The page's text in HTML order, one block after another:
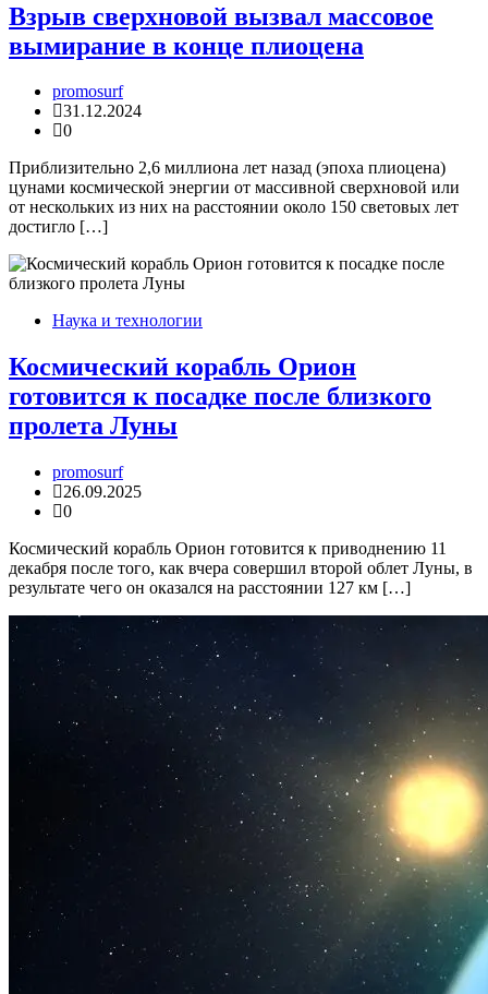
Взрыв сверхновой вызвал массовое
вымирание в конце плиоцена
promosurf
31.12.2024
0
Приблизительно 2,6 миллиона лет назад (эпоха плиоцена)
цунами космической энергии от массивной сверхновой или
от нескольких из них на расстоянии около 150 световых лет
достигло […]
Наука и технологии
Космический корабль Орион
готовится к посадке после близкого
пролета Луны
promosurf
26.09.2025
0
Космический корабль Орион готовится к приводнению 11
декабря после того, как вчера совершил второй облет Луны, в
результате чего он оказался на расстоянии 127 км […]